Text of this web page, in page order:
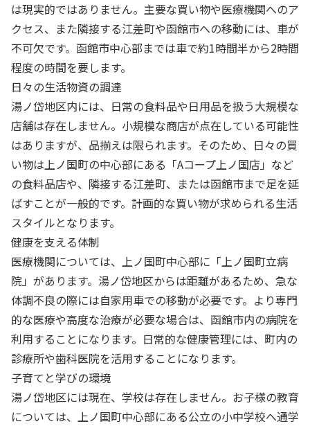
は現実的ではありません。主要な買い物や医療機関へのア
クセス、また隣接する江差町や函館市への移動には、車が
不可欠です。函館市中心部までは車で約1時間半から2時間
程度の時間を要します。
日々の生活物資の調達
湯ノ岱地区内には、日常の食料品や日用品を扱う大規模な
店舗は存在しません。小規模な商店が点在している可能性
はありますが、品揃えは限られます。そのため、日々の買
い物は上ノ国町の中心部にある「Aコープ上ノ国店」など
の食料品店や、隣接する江差町、または函館市まで足を延
ばすことが一般的です。計画的な買い物が求められる生活
スタイルとなります。
健康を支える体制
医療機関については、上ノ国町中心部に「上ノ国町立病
院」があります。湯ノ岱地区からは距離があるため、急な
体調不良の際には自家用車での移動が必要です。より専門
的な医療や高度な治療が必要な場合は、函館市内の病院を
利用することになります。日常的な健康管理には、町内の
診療所や歯科医院を活用することになります。
子育てと学びの環境
湯ノ岱地区には現在、学校は存在しません。お子様の教育
については、上ノ国町中心部にある公立の小中学校へ通学